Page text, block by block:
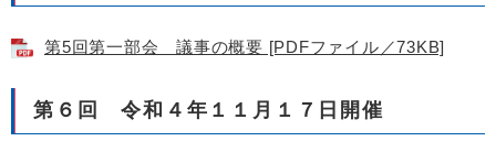
第5回第一部会 議事の概要 [PDFファイル／73KB]
第６回 令和４年１１月１７日開催